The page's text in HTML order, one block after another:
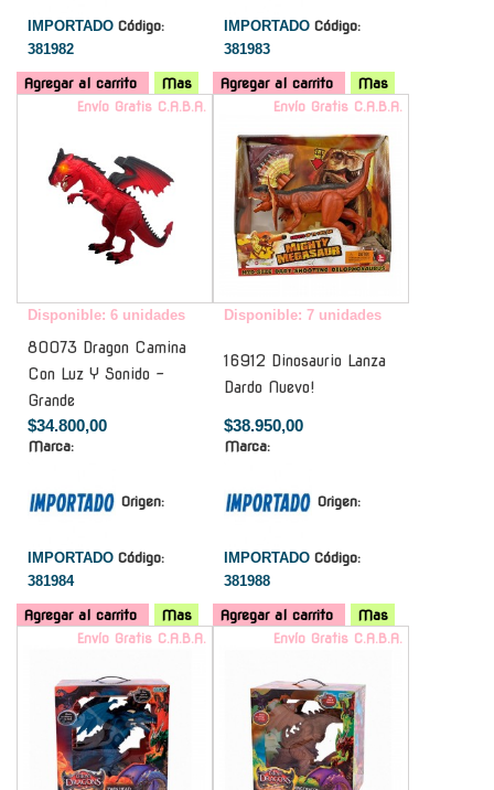
IMPORTADO Código:
381982
Agregar al carrito Mas
IMPORTADO Código:
381983
Agregar al carrito
Mas
Envío Gratis C.A.B.A.
Disponible: 6 unidades
80073 Dragon Camina
Con Luz Y Sonido -
Grande
$34.800,00
Marca:
Origen:
IMPORTADO Código:
381984
Agregar al carrito Mas
Envío Gratis C.A.B.A.
Disponible: 7 unidades
16912 Dinosaurio Lanza
Dardo Nuevo!
$38.950,00
Marca:
Origen:
IMPORTADO Código:
381988
Agregar al carrito
Mas
Envío Gratis C.A.B.A.
Envío Gratis C.A.B.A.